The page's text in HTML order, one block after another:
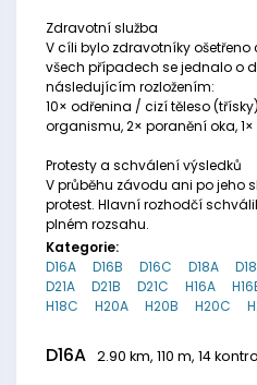
Zdravotní služba
V cíli bylo zdravotníky ošetřeno
všech případech se jednalo o
následujícím rozložením:
10× odřenina / cizí těleso
organismu, 2× poranění oka,
Protesty a schválení výsledků
V průběhu závodu ani po jeho
protest. Hlavní rozhodčí
plném rozsahu.
Kategorie:
D16A
D16B D16C D18A
D21A
D21B D21C H16A
H18C
H20A H20B H20C
D16A 2.90 km, 110 m, 14